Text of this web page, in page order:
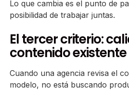
Lo que cambia es el punto de
posibilidad de trabajar juntas.
El tercer criterio:
contenido existente
Cuando una agencia revisa el
modelo, no está buscando